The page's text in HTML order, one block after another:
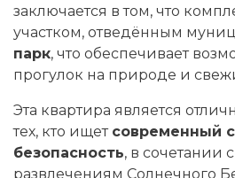
заключается в том, что
участком, отведённым
парк, что обеспечивает
прогулок на природе и
Эта квартира является
тех, кто ищет современный
безопасность, в сочетании
развлечениям Солнечного